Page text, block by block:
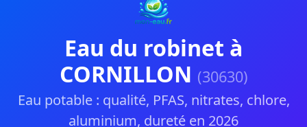
Eau du robinet à
CORNILLON (30630)
Eau potable : qualité, PFAS, nitrates, chlore,
aluminium, dureté en 2026